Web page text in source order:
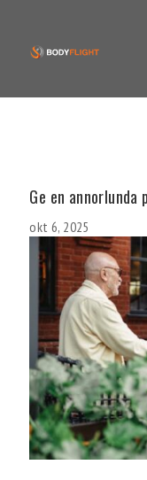
Ge en
okt 6, 2025